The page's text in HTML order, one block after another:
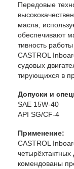
Передовые
масла,
обеспечивают
тивность работы
CASTROL
судовых
тирующихся в
Допуски и
SAE 15W-40
API SG/CF-4
Применение:
CASTROL
четырёхтактных
комендованы